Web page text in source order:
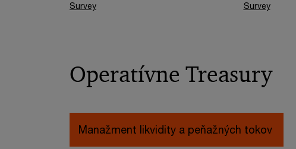
Survey
Survey
Operatívne Treasury
Manažment likvidity a peňažných tokov